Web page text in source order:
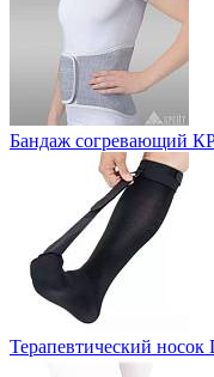
Бандаж согревающий
Терапевтический